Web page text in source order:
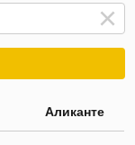
Аликанте